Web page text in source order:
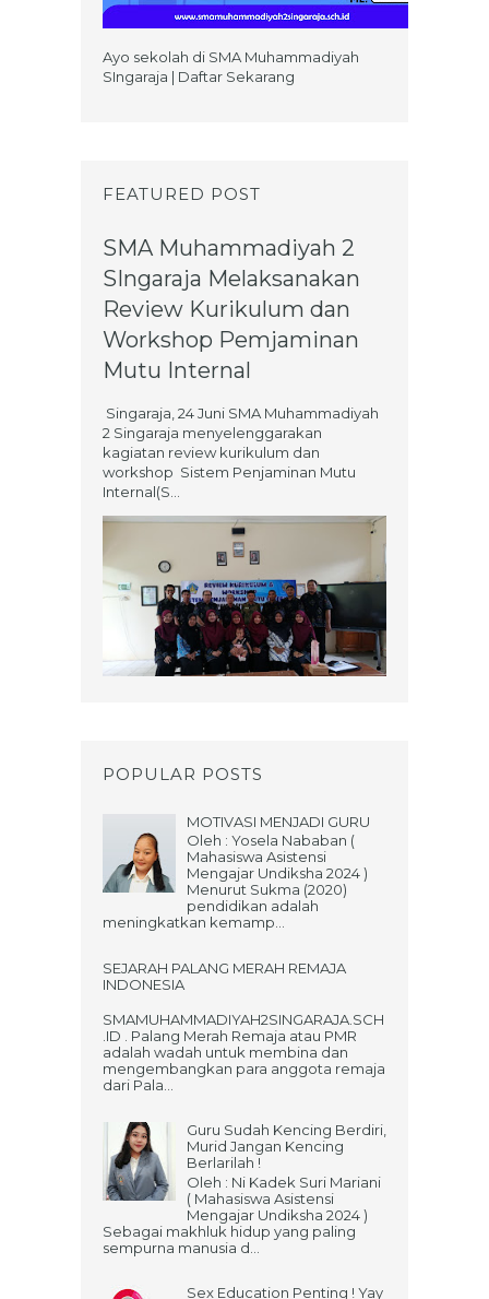
Ayo sekolah di SMA Muhammadiyah
SIngaraja | Daftar Sekarang
FEATURED POST
SMA Muhammadiyah 2
SIngaraja Melaksanakan
Review Kurikulum dan
Workshop Pemjaminan
Mutu Internal
Singaraja, 24 Juni SMA Muhammadiyah
2 Singaraja menyelenggarakan
kagiatan review kurikulum dan
workshop Sistem Penjaminan Mutu
Internal(S...
POPULAR POSTS
MOTIVASI MENJADI GURU
Oleh : Yosela Nababan (
Mahasiswa Asistensi
Mengajar Undiksha 2024 )
Menurut Sukma (2020)
pendidikan adalah
meningkatkan kemamp...
SEJARAH PALANG MERAH REMAJA
INDONESIA
SMAMUHAMMADIYAH2SINGARAJA.SCH
.ID . Palang Merah Remaja atau PMR
adalah wadah untuk membina dan
mengembangkan para anggota remaja
dari Pala...
Guru Sudah Kencing Berdiri,
Murid Jangan Kencing
Berlarilah !
Oleh : Ni Kadek Suri Mariani
( Mahasiswa Asistensi
Mengajar Undiksha 2024 )
Sebagai makhluk hidup yang paling
sempurna manusia d...
Sex Education Penting ! Yay